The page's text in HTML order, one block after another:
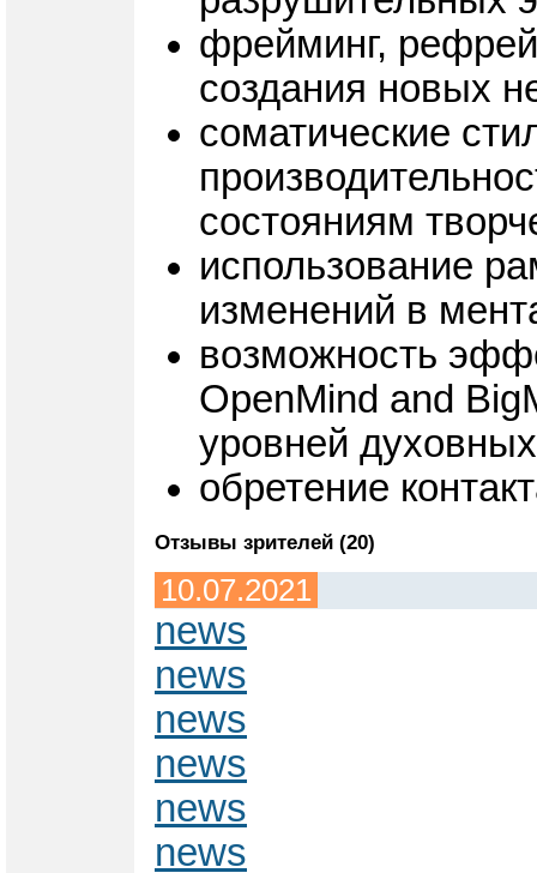
фрейминг,
создания новых
соматические
состояниям
использование
изменений в
возможность
OpenMind and
уровней
обретение
Отзывы зрителей (20)
10.07.2021
news
news
news
news
news
news